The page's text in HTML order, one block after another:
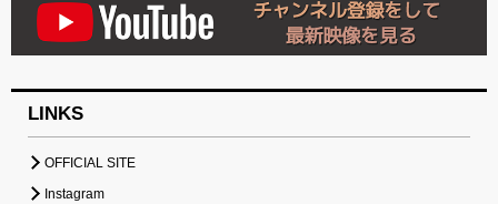
LINKS
OFFICIAL SITE
Instagram